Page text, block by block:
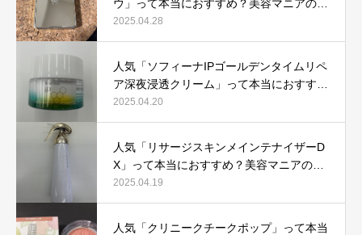
ウ」って本当におすすめ？美容マニアの私
が実際使用して、口コミを検証！
2025.04.28
人気「ソフィーナIPゴールデンタイムリペ
ア深夜浸透クリーム」って本当におすす
め？美容マニアが実際使用して口コミを検
証！
2025.04.20
人気「リサージスキンメインテナイザーD
X」って本当におすすめ？美容マニアの私
が実際使用して、口コミを検証！
2025.04.19
人気「クリニークチークポップ」って本当